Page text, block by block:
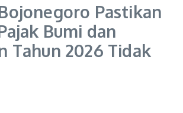
Pastikan
Bumi dan
Tahun 2026 Tidak